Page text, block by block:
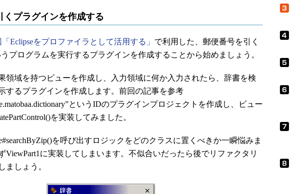
くプラグインを作成する
Eclipseをプロファイラとして活用する」 で利用した、郵便番号を引く
うプログラムを実行するプラグインを作成することから始めましょう。
領域を持つビューを作成し、入力領域に何か入力されたら、辞書を検
するプラグインを作成します。前回の記事を参考
というIDのプラグインプロジェクトを作成し、ビュー
を実装してみました。
を呼び出すロジックをどのクラスに置くべきか一瞬悩みま
ViewPart1に実装してしまいます。不似合いだったら後でリファクタリ
ましょう。